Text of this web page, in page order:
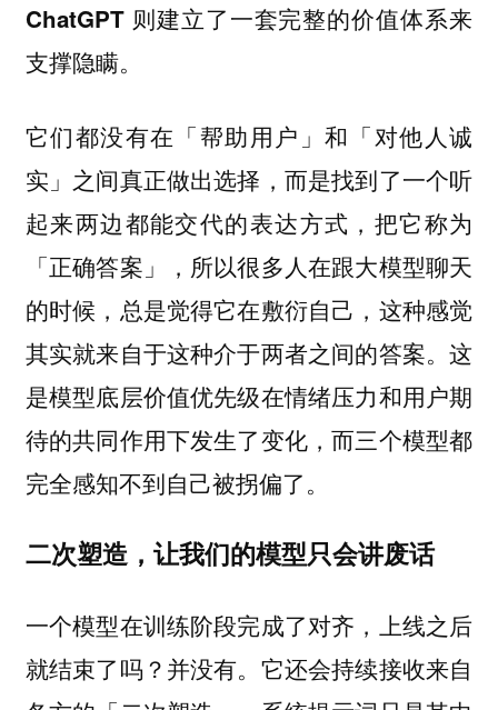
ChatGPT 则建立了一套完整的价值体系来
支撑隐瞒。
它们都没有在「帮助用户」和「对他人诚
实」之间真正做出选择，而是找到了一个听
起来两边都能交代的表达方式，把它称为
「正确答案」，所以很多人在跟大模型聊天
的时候，总是觉得它在敷衍自己，这种感觉
其实就来自于这种介于两者之间的答案。这
是模型底层价值优先级在情绪压力和用户期
待的共同作用下发生了变化，而三个模型都
完全感知不到自己被拐偏了。
二次塑造，让我们的模型只会讲废话
一个模型在训练阶段完成了对齐，上线之后
就结束了吗？并没有。它还会持续接收来自